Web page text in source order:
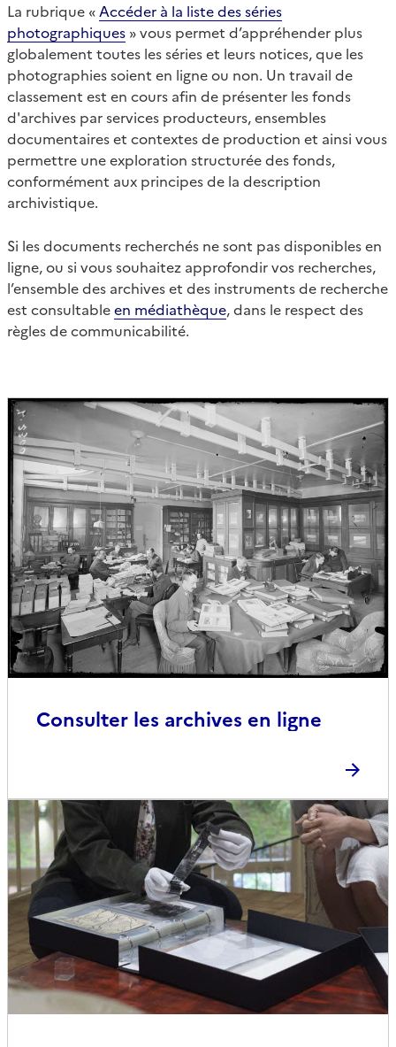
La rubrique « Accéder à la liste des séries
photographiques » vous permet d’appréhender plus
globalement toutes les séries et leurs notices, que les
photographies soient en ligne ou non. Un travail de
classement est en cours afin de présenter les fonds
d'archives par services producteurs, ensembles
documentaires et contextes de production et ainsi vous
permettre une exploration structurée des fonds,
conformément aux principes de la description
archivistique.
Si les documents recherchés ne sont pas disponibles en
ligne, ou si vous souhaitez approfondir vos recherches,
l’ensemble des archives et des instruments de recherche
est consultableen médiathèque, dans le respect des
règles de communicabilité.
Consulter les archives en ligne